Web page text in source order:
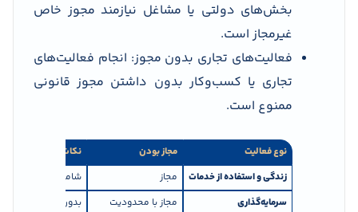
بخش‌های دولتی یا مشاغل نیازمند مجوز خاص
غیرمجاز است.
فعالیت‌های تجاری بدون مجوز: انجام فعالیت‌های
تجاری یا کسب‌وکار بدون داشتن مجوز قانونی
ممنوع است.
نوع فعالیت مجاز بودن
نکات مهم
زندگی و استفاده از خدمات
مجاز
شامل آموزش،
سرمایه‌گذاری
مجاز با محدودیت
بدون اشتغال